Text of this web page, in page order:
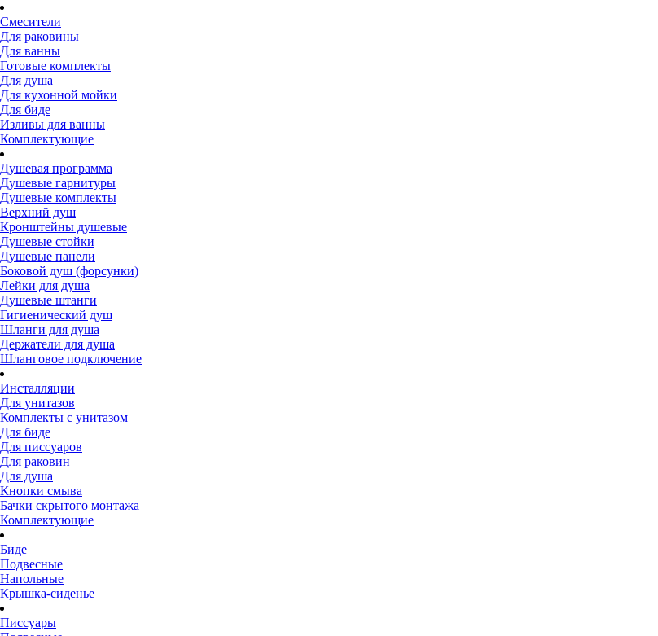
Смесители
Для раковины
Для ванны
Готовые комплекты
Для душа
Для кухонной мойки
Для биде
Изливы для ванны
Комплектующие
Душевая программа
Душевые гарнитуры
Душевые комплекты
Верхний душ
Кронштейны душевые
Душевые стойки
Душевые панели
Боковой душ (форсунки)
Лейки для душа
Душевые штанги
Гигиенический душ
Шланги для душа
Держатели для душа
Шланговое подключение
Инсталляции
Для унитазов
Комплекты с унитазом
Для биде
Для писсуаров
Для раковин
Для душа
Кнопки смыва
Бачки скрытого монтажа
Комплектующие
Биде
Подвесные
Напольные
Крышка-сиденье
Писсуары